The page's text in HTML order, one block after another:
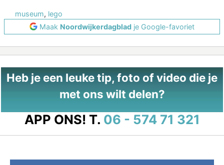
museum, lego
Maak Noordwijkerdagblad je Google-favoriet
Heb je een leuke tip, foto of video die je
met ons wilt delen?
APP ONS! T. 06 - 574 71 321